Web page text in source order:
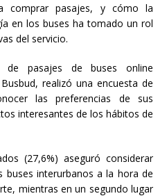
comprar pasajes, y cómo la
en los buses ha tomado un rol
del servicio.
pasajes de buses online
realizó una encuesta de
las preferencias de sus
interesantes de los hábitos de
(27,6%) aseguró considerar
interurbanos a la hora de
mientras en un segundo lugar